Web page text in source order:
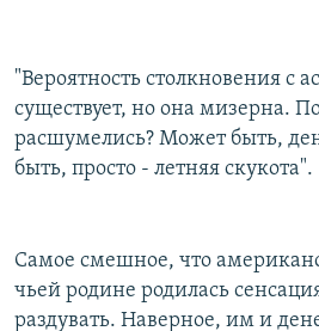
"Вероятность столкновения с
существует, но она мизерна.
расшумелись? Может быть,
быть, просто - летняя скукота".
Самое смешное, что
чьей родине родилась
раздувать. Наверное, им и